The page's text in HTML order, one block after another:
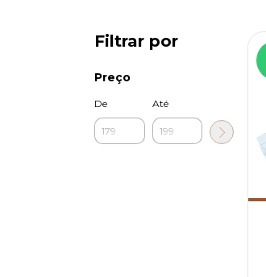
Filtrar por
Preço
De Até